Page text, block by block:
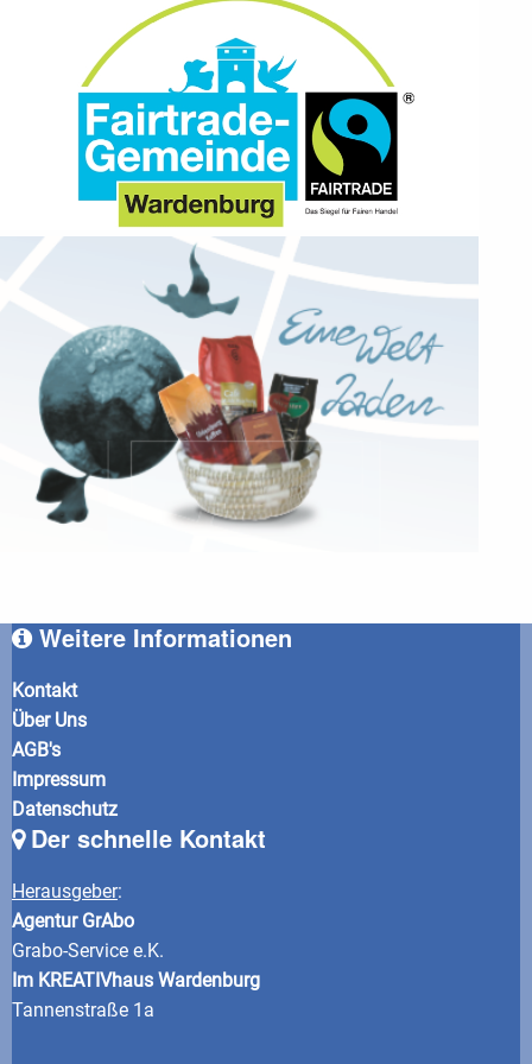
Weitere Informationen
Kontakt
Über Uns
AGB's
Impressum
Datenschutz
Der schnelle Kontakt
Herausgeber:
Agentur GrAbo
Grabo-Service e.K.
Im KREATIVhaus Wardenburg
Tannenstraße 1a